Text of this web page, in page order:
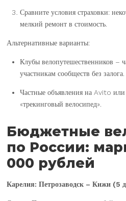
Сравните условия страховки:
мелкий ремонт в стоимость.
Альтернативные варианты:
Клубы велопутешественников –
участникам сообществ без залога.
Частные объявления на Avito
«трекинговый велосипед».
Бюджетные
по России:
000 рублей
Карелия: Петрозаводск – Кижи (5